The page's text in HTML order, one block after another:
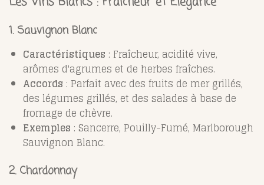
1. Sauvignon Blanc
Caractéristiques : Fraîcheur, acidité vive,
arômes d'agrumes et de herbes fraîches.
Accords : Parfait avec des fruits de mer grillés,
des légumes grillés, et des salades à base de
fromage de chèvre.
Exemples : Sancerre, Pouilly-Fumé, Marlborough
Sauvignon Blanc.
2. Chardonnay